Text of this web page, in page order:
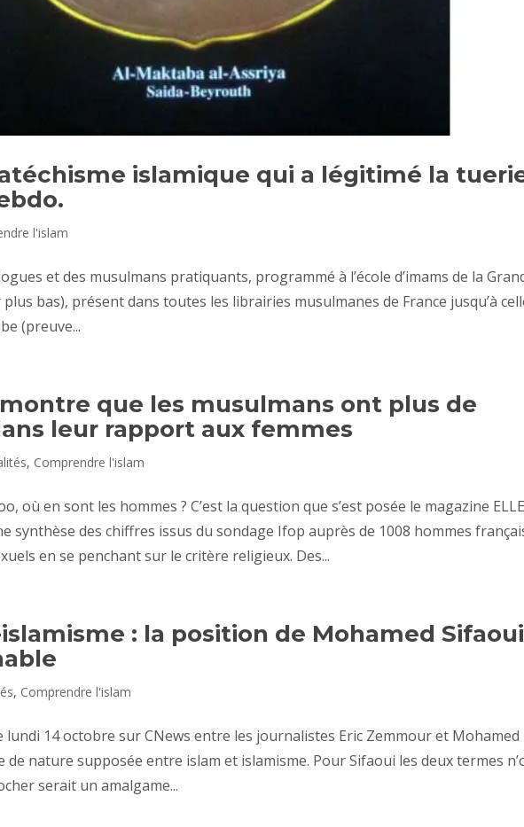
islamique qui a légitimé la
l'islam
et des musulmans pratiquants, programmé à l’école d’imams de la
bas), présent dans toutes les librairies musulmanes de France jusqu’à
(preuve...
que les musulmans ont plus de
leur rapport aux femmes
, Comprendre l'islam
où en sont les hommes ? C’est la question que s’est posée le magazine
synthèse des chiffres issus du sondage Ifop auprès de 1008 hommes
en se penchant sur le critère religieux. Des...
: la position de Mohamed Sifaoui
, Comprendre l'islam
lundi 14 octobre sur CNews entre les journalistes Eric Zemmour et Mohamed
de nature supposée entre islam et islamisme. Pour Sifaoui les deux termes
serait un amalgame...